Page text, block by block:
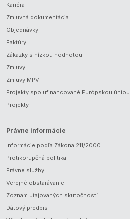
Kariéra
Zmluvná dokumentácia
Objednávky
Faktúry
Zákazky s nízkou hodnotou
Zmluvy
Zmluvy MPV
Projekty spolufinancované Európskou úniou
Projekty
Právne informácie
Informácie podľa Zákona 211/2000
Protikorupčná politika
Právne služby
Verejné obstarávanie
Zoznam utajovaných skutočností
Dátový predpis